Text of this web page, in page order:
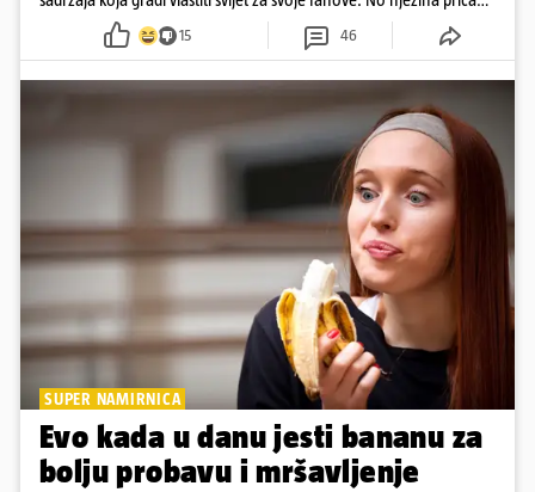
pokazuje da online slava dolazi i s neočekivanim izazovima
15 46
SUPER NAMIRNICA
Evo kada u danu jesti bananu za
bolju probavu i mršavljenje